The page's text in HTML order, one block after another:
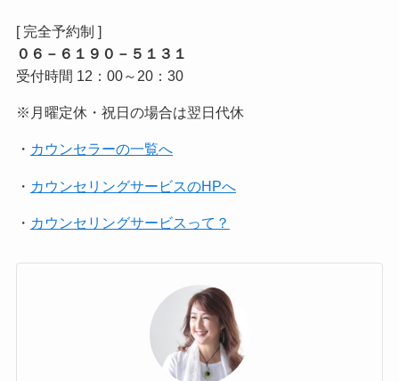
[ 完全予約制 ]
０６－６１９０－５１３１
受付時間 12：00～20：30
※月曜定休・祝日の場合は翌日代休
・ カウンセラーの一覧へ
・ カウンセリングサービスのHPへ
・ カウンセリングサービスって？